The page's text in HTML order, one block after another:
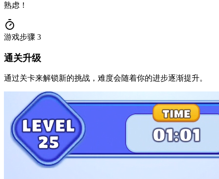
熟虑！
游戏步骤 3
通关升级
通过关卡来解锁新的挑战，难度会随着你的进步逐渐提升。